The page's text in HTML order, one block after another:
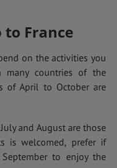
to France
on the activities you
countries of the
of April to October are
and August are those
is welcomed, prefer if
to enjoy the